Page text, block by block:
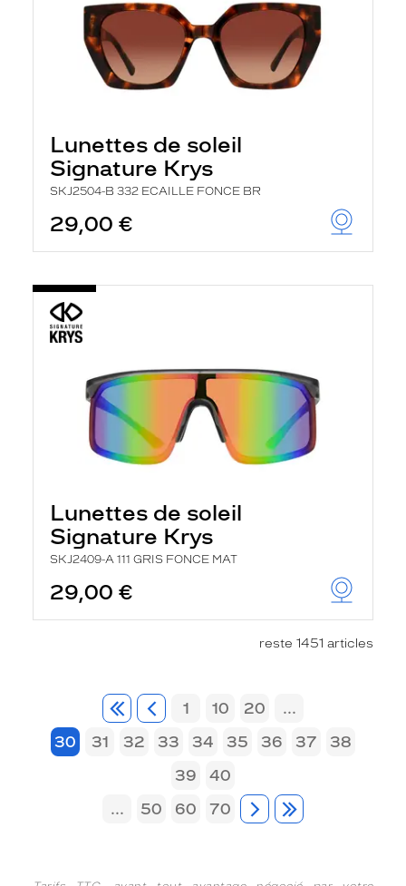
Lunettes de soleil
Signature Krys
SKJ2504-B 332 ECAILLE FONCE BR
29,00 €
Lunettes de soleil
Signature Krys
SKJ2409-A 111 GRIS FONCE MAT
29,00 €
reste 1451 articles
1 10 20
...
30
31 32 33 34 35 36 37
38
39
40
...
50 60 70